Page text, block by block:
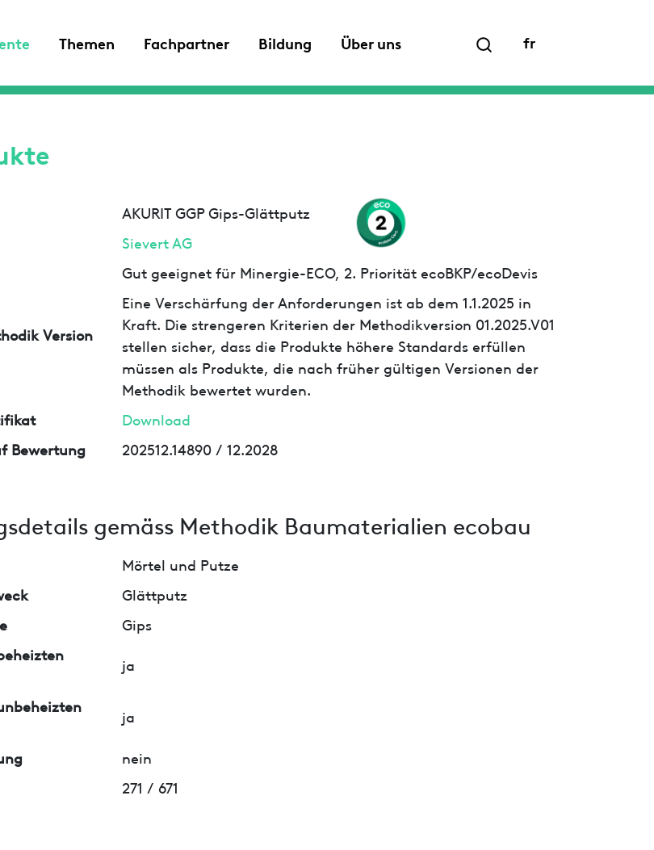
Themen Fachpartner Bildung Über uns fr
AKURIT GGP Gips-Glättputz
Sievert AG
Gut geeignet für Minergie-ECO, 2. Priorität ecoBKP/ecoDevis
Version
Eine Verschärfung der Anforderungen ist ab dem 1.1.2025 in
Kraft. Die strengeren Kriterien der Methodikversion 01.2025.V01
stellen sicher, dass die Produkte höhere Standards erfüllen
müssen als Produkte, die nach früher gültigen Versionen der
Methodik bewertet wurden.
Download
Bewertung
202512.14890 / 12.2028
gemäss Methodik Baumaterialien ecobau
Mörtel und Putze
Glättputz
Gips
ja
ja
nein
271 / 671